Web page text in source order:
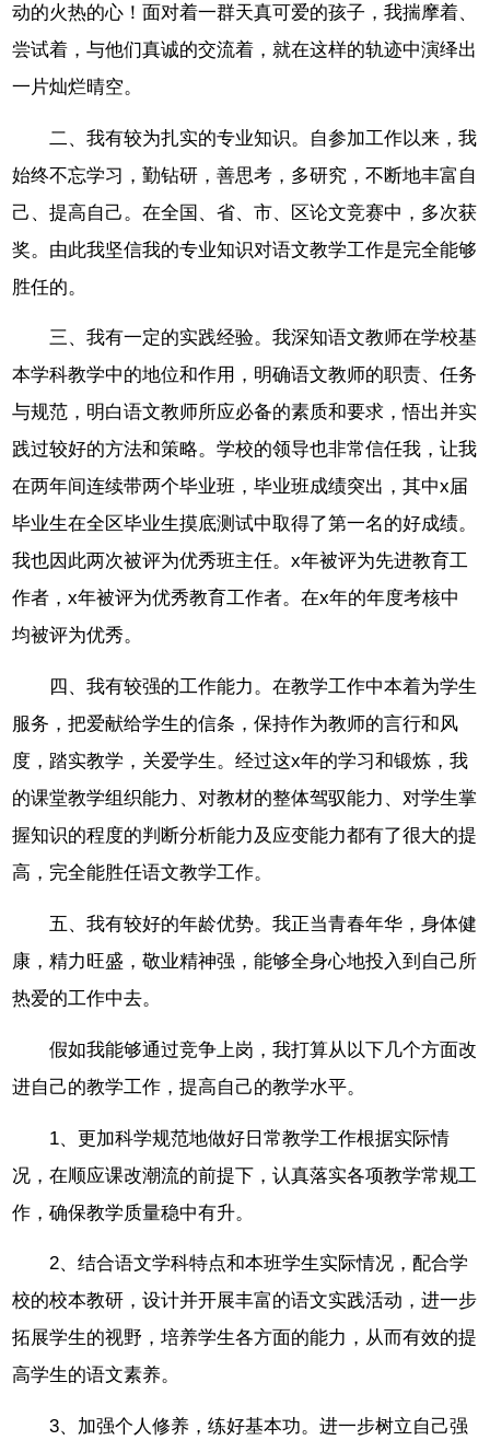
动的火热的心！面对着一群天真可爱的孩子，我揣摩着、
尝试着，与他们真诚的交流着，就在这样的轨迹中演绎出
一片灿烂晴空。
二、我有较为扎实的专业知识。自参加工作以来，我
始终不忘学习，勤钻研，善思考，多研究，不断地丰富自
己、提高自己。在全国、省、市、区论文竞赛中，多次获
奖。由此我坚信我的专业知识对语文教学工作是完全能够
胜任的。
三、我有一定的实践经验。我深知语文教师在学校基
本学科教学中的地位和作用，明确语文教师的职责、任务
与规范，明白语文教师所应必备的素质和要求，悟出并实
践过较好的方法和策略。学校的领导也非常信任我，让我
在两年间连续带两个毕业班，毕业班成绩突出，其中x届
毕业生在全区毕业生摸底测试中取得了第一名的好成绩。
我也因此两次被评为优秀班主任。x年被评为先进教育工
作者，x年被评为优秀教育工作者。在x年的年度考核中
均被评为优秀。
四、我有较强的工作能力。在教学工作中本着为学生
服务，把爱献给学生的信条，保持作为教师的言行和风
度，踏实教学，关爱学生。经过这x年的学习和锻炼，我
的课堂教学组织能力、对教材的整体驾驭能力、对学生掌
握知识的程度的判断分析能力及应变能力都有了很大的提
高，完全能胜任语文教学工作。
五、我有较好的年龄优势。我正当青春年华，身体健
康，精力旺盛，敬业精神强，能够全身心地投入到自己所
热爱的工作中去。
假如我能够通过竞争上岗，我打算从以下几个方面改
进自己的教学工作，提高自己的教学水平。
1、更加科学规范地做好日常教学工作根据实际情
况，在顺应课改潮流的前提下，认真落实各项教学常规工
作，确保教学质量稳中有升。
2、结合语文学科特点和本班学生实际情况，配合学
校的校本教研，设计并开展丰富的语文实践活动，进一步
拓展学生的视野，培养学生各方面的能力，从而有效的提
高学生的语文素养。
3、加强个人修养，练好基本功。进一步树立自己强